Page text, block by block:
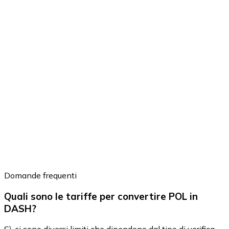
Domande frequenti
Quali sono le tariffe per convertire POL in
DASH?